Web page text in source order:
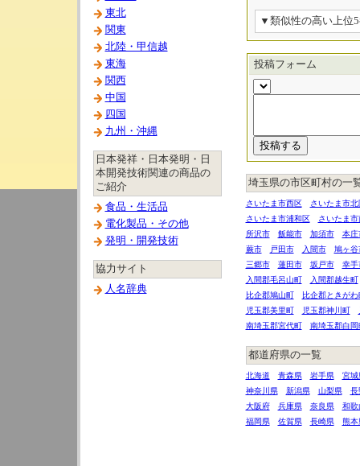
東北
関東
北陸・甲信越
東海
関西
中国
四国
九州・沖縄
日本発祥・日本発明・日
本開発技術関連の商品の
ご紹介
食品・生活品
電化製品・その他
発明・開発技術
協力サイト
人名辞典
▼類似性の高い上位
投稿フォーム
埼玉県の市区町村の一
さいたま市西区
さいたま市北
さいたま市浦和区
さいたま市
所沢市
飯能市 加須市
本庄
蕨市
戸田市 入間市
鳩ヶ谷
三郷市
蓮田市 坂戸市
幸手
入間郡毛呂山町
入間郡越生町
比企郡鳩山町
比企郡ときがわ
児玉郡美里町
児玉郡神川町
南埼玉郡宮代町
南埼玉郡白岡
都道府県の一覧
北海道 青森県 岩手県
宮城
神奈川県
新潟県 山梨県
長
大阪府
兵庫県 奈良県
和歌
福岡県
佐賀県 長崎県 熊本